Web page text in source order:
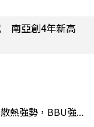
南亞創4年新高
熱強勢，BBU強...